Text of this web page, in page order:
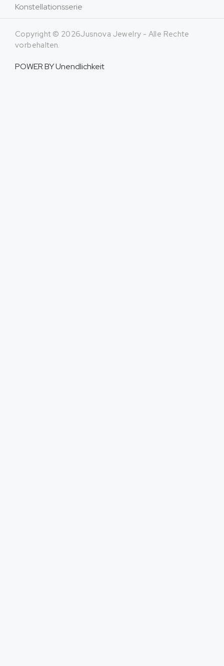
Konstellationsserie
Copyright © 2026Jusnova Jewelry - Alle Rechte
vorbehalten.
POWER BYUnendlichkeit